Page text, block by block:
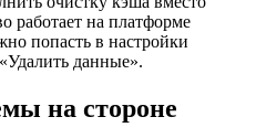
работает на платформе
попасть в настройки
данные».
на стороне